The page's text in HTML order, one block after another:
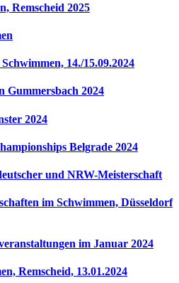
Remscheid 2025
14./15.09.2024
Gummersbach 2024
2024
Belgrade 2024
und NRW-Meisterschaft
im Schwimmen, Düsseldorf
im Januar 2024
Remscheid, 13.01.2024